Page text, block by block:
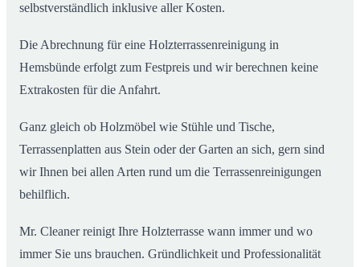
selbstverständlich inklusive aller Kosten.
Die Abrechnung für eine Holzterrassenreinigung in
Hemsbünde erfolgt zum Festpreis und wir berechnen keine
Extrakosten für die Anfahrt.
Ganz gleich ob Holzmöbel wie Stühle und Tische,
Terrassenplatten aus Stein oder der Garten an sich, gern sind
wir Ihnen bei allen Arten rund um die Terrassenreinigungen
behilflich.
Mr. Cleaner reinigt Ihre Holzterrasse wann immer und wo
immer Sie uns brauchen. Gründlichkeit und Professionalität